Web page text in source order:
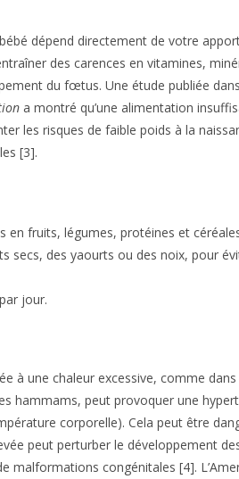
dépend directement de votre
des carences en vitamines,
du fœtus. Une étude publiée dans
a montré qu’une alimentation
les risques de faible poids à la
[3].
en fruits, légumes, protéines et
secs, des yaourts ou des noix, pour
jour.
à une chaleur excessive, comme
hammams, peut provoquer une
corporelle). Cela peut être
peut perturber le développement
malformations congénitales [4].